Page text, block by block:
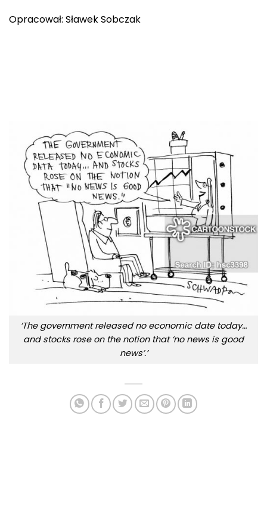
Opracował: Sławek Sobczak
‘The government released no economic date today…
and stocks rose on the notion that ‘no news is good
news’.’